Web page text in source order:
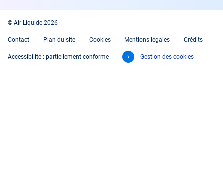
© Air Liquide 2026
Contact Plan du site Cookies Mentions légales Crédits
Accessibilité : partiellement conforme Gestion des cookies